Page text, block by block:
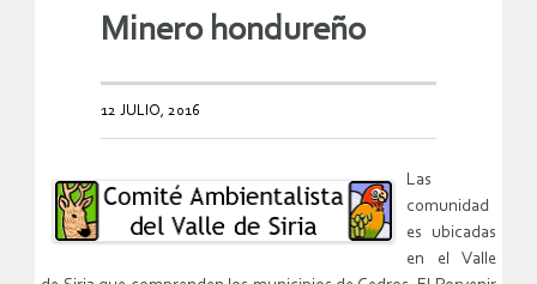
Minero hondureño
12 JULIO, 2016
Las
comunidad
es ubicadas
en el Valle